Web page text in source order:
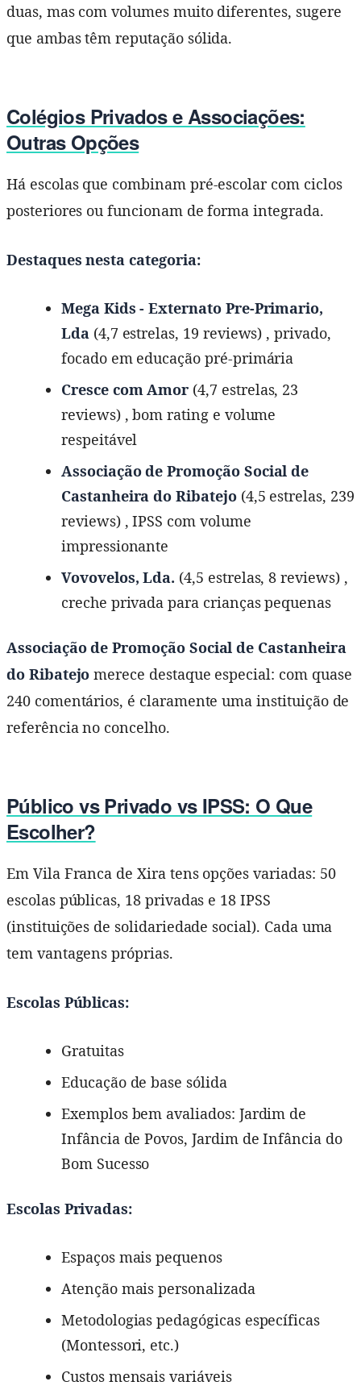
duas, mas com volumes muito diferentes, sugere
que ambas têm reputação sólida.
Colégios Privados e Associações:
Outras Opções
Há escolas que combinam pré-escolar com ciclos
posteriores ou funcionam de forma integrada.
Destaques nesta categoria:
Mega Kids - Externato Pre-Primario,
Lda (4,7 estrelas, 19 reviews) , privado,
focado em educação pré-primária
Cresce com Amor (4,7 estrelas, 23
reviews) , bom rating e volume
respeitável
Associação de Promoção Social de
Castanheira do Ribatejo(4,5 estrelas, 239
reviews) , IPSS com volume
impressionante
Vovovelos, Lda. (4,5 estrelas, 8 reviews) ,
creche privada para crianças pequenas
Associação de Promoção Social de Castanheira
do Ribatejo merece destaque especial: com quase
240 comentários, é claramente uma instituição de
referência no concelho.
Público vs Privado vs IPSS: O Que
Escolher?
Em Vila Franca de Xira tens opções variadas: 50
escolas públicas, 18 privadas e 18 IPSS
(instituições de solidariedade social). Cada uma
tem vantagens próprias.
Escolas Públicas:
Gratuitas
Educação de base sólida
Exemplos bem avaliados: Jardim de
Infância de Povos, Jardim de Infância do
Bom Sucesso
Escolas Privadas:
Espaços mais pequenos
Atenção mais personalizada
Metodologias pedagógicas específicas
(Montessori, etc.)
Custos mensais variáveis